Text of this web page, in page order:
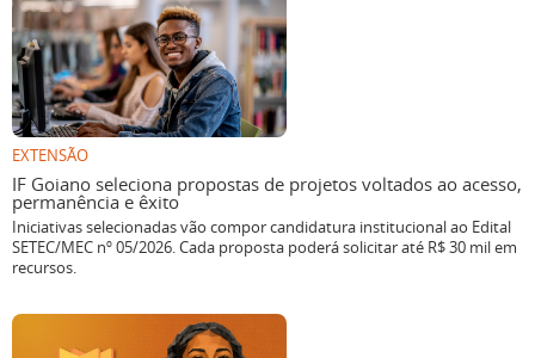
EXTENSÃO
IF Goiano seleciona propostas de projetos voltados ao acesso,
permanência e êxito
Iniciativas selecionadas vão compor candidatura institucional ao Edital
SETEC/MEC nº 05/2026. Cada proposta poderá solicitar até R$ 30 mil em
recursos.